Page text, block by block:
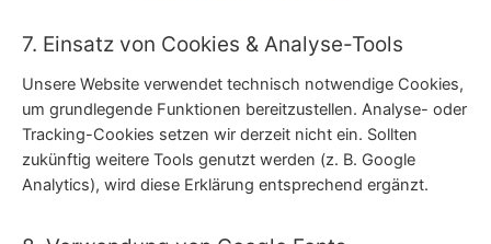
7. Einsatz von Cookies & Analyse-Tools
Unsere Website verwendet technisch notwendige Cookies,
um grundlegende Funktionen bereitzustellen. Analyse- oder
Tracking-Cookies setzen wir derzeit nicht ein. Sollten
zukünftig weitere Tools genutzt werden (z. B. Google
Analytics), wird diese Erklärung entsprechend ergänzt.